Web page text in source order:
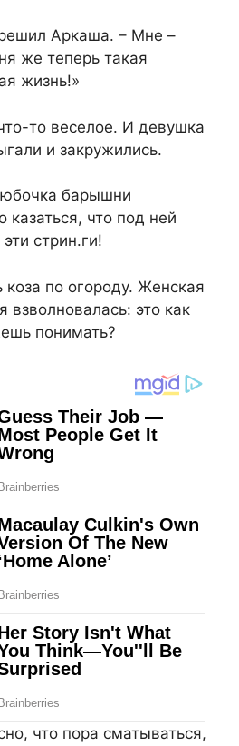
Аркаша. – Мне –
же теперь такая
жизнь!»
то веселое. И девушка
и закружились.
барышни
казаться, что под ней
стрин.ги!
коза по огороду. Женская
взволновалась: это как
понимать?
что пора сматываться,